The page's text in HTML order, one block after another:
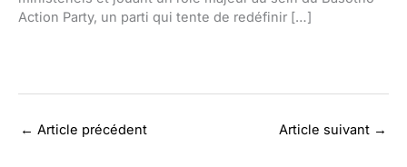
Action Party, un parti qui tente de redéfinir […]
← Article précédent Article suivant →